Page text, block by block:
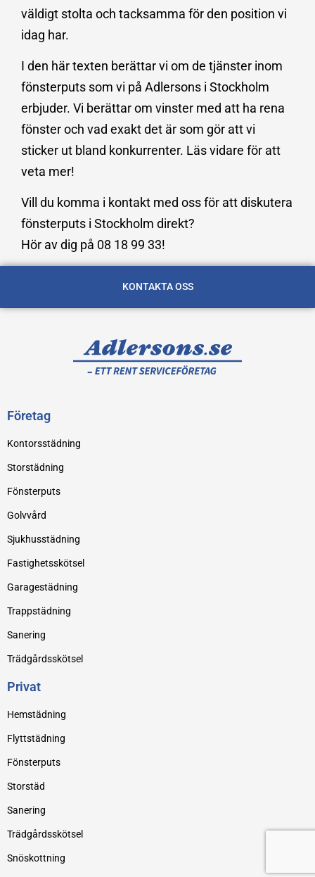
väldigt stolta och tacksamma för den position vi
idag har.
I den här texten berättar vi om de tjänster inom
fönsterputs som vi på Adlersons i Stockholm
erbjuder. Vi berättar om vinster med att ha rena
fönster och vad exakt det är som gör att vi
sticker ut bland konkurrenter. Läs vidare för att
veta mer!
Vill du komma i kontakt med oss för att diskutera
fönsterputs i Stockholm direkt?
Hör av dig på 08 18 99 33!
KONTAKTA OSS
Företag
Kontorsstädning
Storstädning
Fönsterputs
Golvvård
Sjukhusstädning
Fastighetsskötsel
Garagestädning
Trappstädning
Sanering
Trädgårdsskötsel
Privat
Hemstädning
Flyttstädning
Fönsterputs
Storstäd
Sanering
Trädgårdsskötsel
Snöskottning